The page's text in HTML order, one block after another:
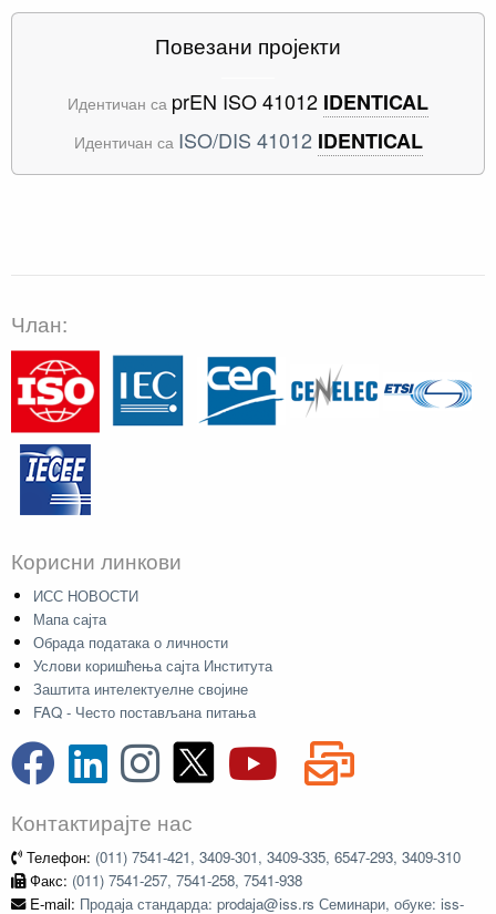
Повезани пројекти
Идентичан са prEN ISO 41012 IDENTICAL
Идентичан са ISO/DIS 41012 IDENTICAL
Члан:
Корисни линкови
ИСС НОВОСТИ
Мапа сајта
Обрада података о личности
Услови коришћења сајта Института
Заштита интелектуелне својине
FAQ - Често постављана питања
Контактирајте нас
Телефон: (011) 7541-421, 3409-301, 3409-335, 6547-293, 3409-310
Факс: (011) 7541-257, 7541-258, 7541-938
E-mail: Продаја стандарда: prodaja@iss.rs Семинари, обуке: iss-